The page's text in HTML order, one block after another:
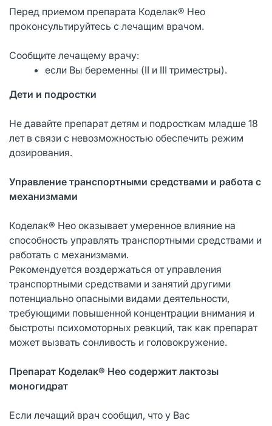
Перед приемом препарата Коделак® Нео
проконсультируйтесь с лечащим врачом.
Сообщите лечащему врачу:
если Вы беременны (II и III триместры).
Дети и подростки
Не давайте препарат детям и подросткам младше 18
лет в связи с невозможностью обеспечить режим
дозирования.
Управление транспортными средствами и работа с
механизмами
Коделак® Нео оказывает умеренное влияние на
способность управлять транспортными средствами и
работать с механизмами.
Рекомендуется воздержаться от управления
транспортными средствами и занятий другими
потенциально опасными видами деятельности,
требующими повышенной концентрации внимания и
быстроты психомоторных реакций, так как препарат
может вызвать сонливость и головокружение.
Препарат Коделак® Нео содержит лактозы
моногидрат
Если лечащий врач сообщил, что у Вас